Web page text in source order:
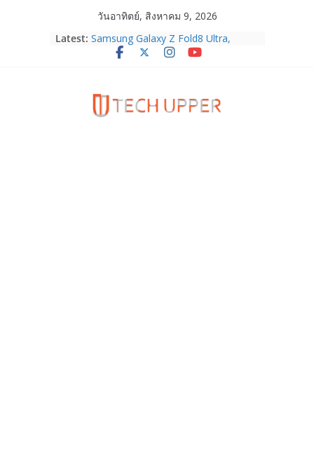
วันอาทิตย์, สิงหาคม 9, 2026
Latest: Samsung Galaxy Z Fold8 Ultra,
Fold8, Flip8, Watch Ultra2 และ
HUAWEI Pura 90s Series 5G+ ซื้อกับ
True 5G ลดสูงสุด 19,400 บาท พร้อม